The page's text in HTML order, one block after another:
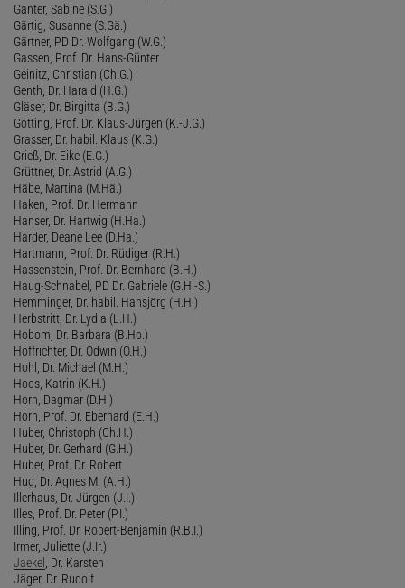
Ganter, Sabine (S.G.)
Gärtig, Susanne (S.Gä.)
Gärtner, PD Dr. Wolfgang (W.G.)
Gassen, Prof. Dr. Hans-Günter
Geinitz, Christian (Ch.G.)
Genth, Dr. Harald (H.G.)
Gläser, Dr. Birgitta (B.G.)
Götting, Prof. Dr. Klaus-Jürgen (K.-J.G.)
Grasser, Dr. habil. Klaus (K.G.)
Grieß, Dr. Eike (E.G.)
Grüttner, Dr. Astrid (A.G.)
Häbe, Martina (M.Hä.)
Haken, Prof. Dr. Hermann
Hanser, Dr. Hartwig (H.Ha.)
Harder, Deane Lee (D.Ha.)
Hartmann, Prof. Dr. Rüdiger (R.H.)
Hassenstein, Prof. Dr. Bernhard (B.H.)
Haug-Schnabel, PD Dr. Gabriele (G.H.-S.)
Hemminger, Dr. habil. Hansjörg (H.H.)
Herbstritt, Dr. Lydia (L.H.)
Hobom, Dr. Barbara (B.Ho.)
Hoffrichter, Dr. Odwin (O.H.)
Hohl, Dr. Michael (M.H.)
Hoos, Katrin (K.H.)
Horn, Dagmar (D.H.)
Horn, Prof. Dr. Eberhard (E.H.)
Huber, Christoph (Ch.H.)
Huber, Dr. Gerhard (G.H.)
Huber, Prof. Dr. Robert
Hug, Dr. Agnes M. (A.H.)
Illerhaus, Dr. Jürgen (J.I.)
Illes, Prof. Dr. Peter (P.I.)
Illing, Prof. Dr. Robert-Benjamin (R.B.I.)
Irmer, Juliette (J.Ir.)
Jaekel , Dr. Karsten
Jäger, Dr. Rudolf